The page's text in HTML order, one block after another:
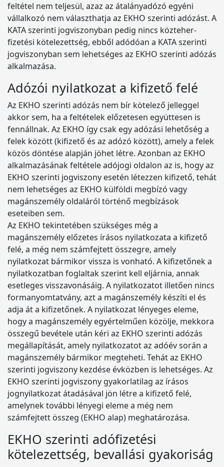
feltétel nem teljesül, azaz az átalányadózó egyéni
vállalkozó nem választhatja az EKHO szerinti adózást. A
KATA szerinti jogviszonyban pedig nincs közteher-
fizetési kötelezettség, ebből adódóan a KATA szerinti
jogviszonyban sem lehetséges az EKHO szerinti adózás
alkalmazása.
Adózói nyilatkozat a kifizető felé
Az EKHO szerinti adózás nem bír kötelező jelleggel
akkor sem, ha a feltételek előzetesen együttesen is
fennállnak. Az EKHO így csak egy adózási lehetőség a
felek között (kifizető és az adózó között), amely a felek
közös döntése alapján jöhet létre. Azonban az EKHO
alkalmazásának feltétele adójogi oldalon az is, hogy az
EKHO szerinti jogviszony esetén létezzen kifizető, tehát
nem lehetséges az EKHO külföldi megbízó vagy
magánszemély oldaláról történő megbízások
eseteiben sem.
Az EKHO tekintetében szükséges még a
magánszemély előzetes írásos nyilatkozata a kifizető
felé, a még nem számfejtett összegre, amely
nyilatkozat bármikor vissza is vonható. A kifizetőnek a
nyilatkozatban foglaltak szerint kell eljárnia, annak
esetleges visszavonásáig. A nyilatkozatot illetően nincs
formanyomtatvány, azt a magánszemély készíti el és
adja át a kifizetőnek. A nyilatkozat lényeges eleme,
hogy a magánszemély egyértelműen közölje, mekkora
összegű bevétele után kéri az EKHO szerinti adózás
megállapítását, amely nyilatkozatot az adóév során a
magánszemély bármikor megteheti. Tehát az EKHO
szerinti jogviszony kezdése évközben is lehetséges. Az
EKHO szerinti jogviszony gyakorlatilag az írásos
jognyilatkozat átadásával jön létre a kifizető felé,
amelynek további lényegi eleme a még nem
számfejtett összeg (EKHO alap) meghatározása.
EKHO szerinti adófizetési
kötelezettség, bevallási gyakoriság